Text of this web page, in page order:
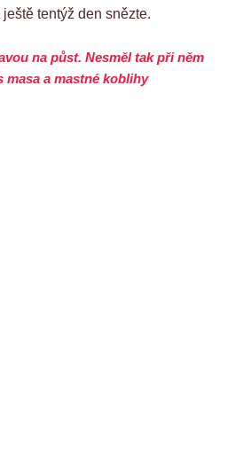
tentýž den snězte.
na půst. Nesměl tak při něm
masa a mastné koblihy